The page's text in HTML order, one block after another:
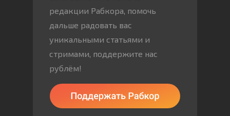
редакции Рабкора, помочь
дальше радовать вас
уникальными статьями и
стримами, поддержите нас
рублём!